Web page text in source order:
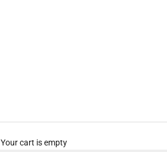
Your cart is empty